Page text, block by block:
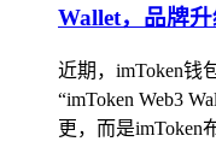
Wallet，品牌
近期，imToken钱
“imToken Web3
更，而是imToken